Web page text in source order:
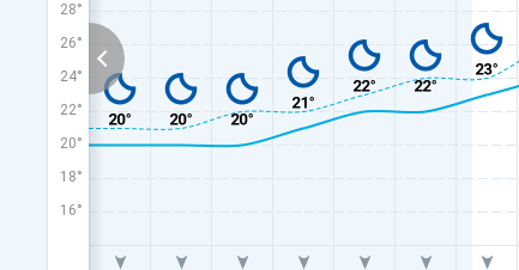
28°
26°
24°
22°
20°
18°
16°